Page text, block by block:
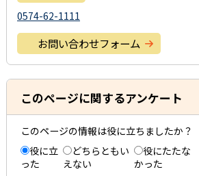
0574-62-1111
お問い合わせフォーム
このページに関するアンケート
このページの情報は役に立ちましたか？
役に立
った
どちらともい
えない
役にたたな
かった